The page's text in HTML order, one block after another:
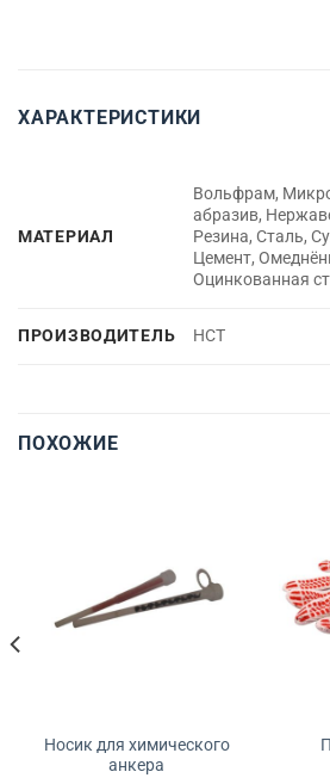
ХАРАКТЕРИСТИКИ
МАТЕРИАЛ
Вольфрам,
абразив,
Резина, Сталь,
Цемент,
Оцинкованная
ПРОИЗВОДИТЕЛЬ НСТ
ПОХОЖИЕ
Носик для химического
анкера